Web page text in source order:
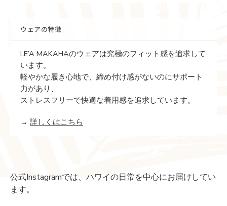
ウェアの特徴
LE’A MAKAHAのウェアは究極のフィット感を追求して
います。
軽やかな履き心地で、締め付け感がないのにサポート
力があり、
ストレスフリーで快適な着用感を追求しています。
→ 詳しくはこちら
公式Instagramでは、ハワイの日常を中心にお届けしてい
ます。